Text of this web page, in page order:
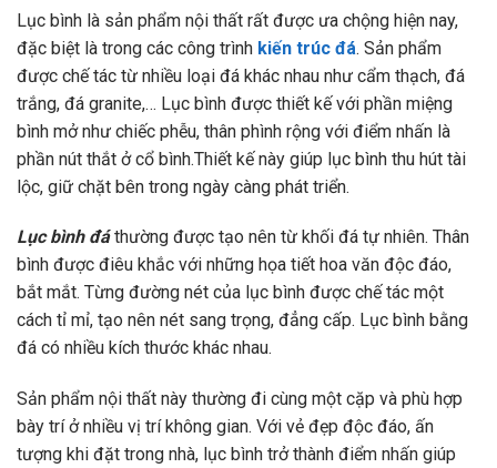
Lục bình là sản phẩm nội thất rất được ưa chộng hiện nay,
đặc biệt là trong các công trình kiến trúc đá. Sản phẩm
được chế tác từ nhiều loại đá khác nhau như cẩm thạch, đá
trắng, đá granite,… Lục bình được thiết kế với phần miệng
bình mở như chiếc phễu, thân phình rộng với điểm nhấn là
phần nút thắt ở cổ bình.Thiết kế này giúp lục bình thu hút tài
lộc, giữ chặt bên trong ngày càng phát triển.
Lục bình đáthường được tạo nên từ khối đá tự nhiên. Thân
bình được điêu khắc với những họa tiết hoa văn độc đáo,
bắt mắt. Từng đường nét của lục bình được chế tác một
cách tỉ mỉ, tạo nên nét sang trọng, đẳng cấp. Lục bình bằng
đá có nhiều kích thước khác nhau.
Sản phẩm nội thất này thường đi cùng một cặp và phù hợp
bày trí ở nhiều vị trí không gian. Với vẻ đẹp độc đáo, ấn
tượng khi đặt trong nhà, lục bình trở thành điểm nhấn giúp